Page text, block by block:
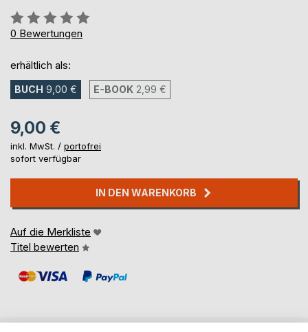
Bewertung::
0%
0 Bewertungen
erhältlich als:
BUCH 9,00 € E-BOOK 2,99 €
9,00 €
inkl. MwSt. / portofrei
sofort verfügbar
IN DEN WARENKORB
Auf die Merkliste
Titel bewerten